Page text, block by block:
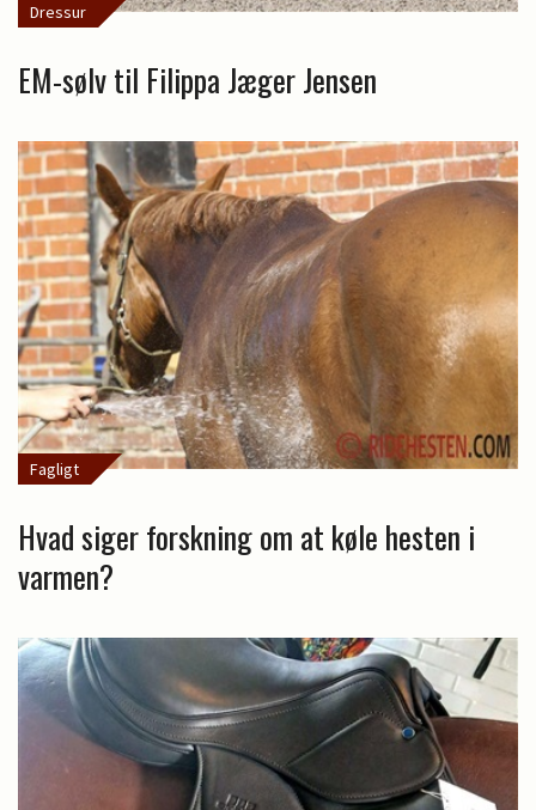
Dressur
EM-sølv til Filippa Jæger Jensen
Fagligt
Hvad siger forskning om at køle hesten i
varmen?